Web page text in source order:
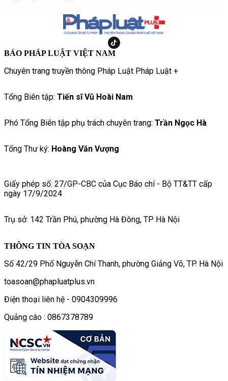
BÁO PHÁP LUẬT VIỆT NAM
Chuyên trang truyền thông Pháp Luật Pháp Luật +
Tổng Biên tập: Tiến sĩ Vũ Hoài Nam
Phó Tổng Biên tập phụ trách chuyên trang: Trần Ngọc Hà
Tổng Thư ký: Hoàng Văn Vượng
Giấy phép số: 27/GP-CBC của Cục Báo chí - Bộ TT&TT cấp
ngày 17/9/2024
Trụ sở: 142 Trần Phú, phường Hà Đông, TP Hà Nội
THÔNG TIN TÒA SOẠN
Số 42/29 Phố Nguyễn Chí Thanh, phường Giảng Võ, TP. Hà Nội
toasoan@phapluatplus.vn
Điện thoại liên hệ - 0904309996
Quảng cáo : 0867378789